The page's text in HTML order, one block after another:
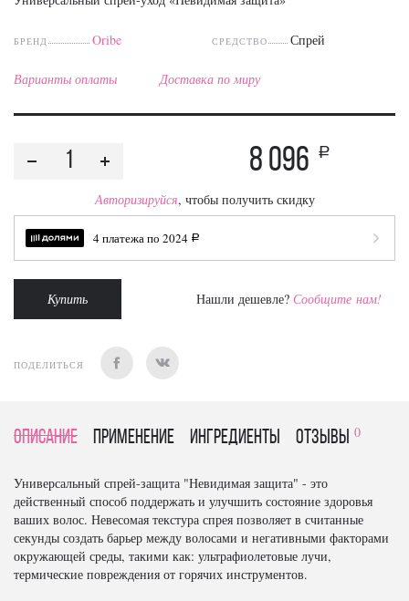
БРЕНД Oribe СРЕДСТВО Спрей
Варианты оплаты Доставка по миру
8 096 a
Авторизируйся, чтобы получить скидку
4 платежа по 2024 a
Купить Нашли дешевле? Сообщите нам!
ПОДЕЛИТЬСЯ
Описание Применение Ингредиенты отзывы 0
Универсальный спрей-защита "Невидимая защита" - это
действенный способ поддержать и улучшить состояние здоровья
ваших волос. Невесомая текстура спрея позволяет в считанные
секунды создать барьер между волосами и негативными факторами
окружающей среды, такими как: ультрафиолетовые лучи,
термические повреждения от горячих инструментов.